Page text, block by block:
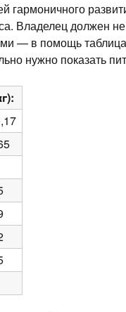
гармоничного
Владелец должен
— в помощь
нужно показать